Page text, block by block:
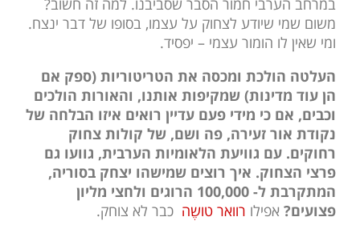
במרחב הערבי חמור הסבר שסביבנו. למה זה חשוב?
משום שמי שיודע לצחוק על עצמו, בסופו של דבר ינצח.
ומי שאין לו הומור עצמי – יפסיד.
העלטה הולכת ומכסה את הטריטוריות (ספק אם
הן עוד מדינות) שמקיפות אותנו, והאורות הולכים
וכבים, אם כי מידי פעם עדיין רואים איזו הבלחה של
נקודת אור זעירה, פה ושם, של קולות צחוק
רחוקים. עם גוויעת הלאומיות הערבית, גוועו גם
פרצי הצחוק. איך רוצים שמישהו יצחק בסוריה,
המתקרבת ל- 100,000 הרוגים ולחצי מליון
פצועים? אפילו רוואר טושֶה כבר לא צוחק.